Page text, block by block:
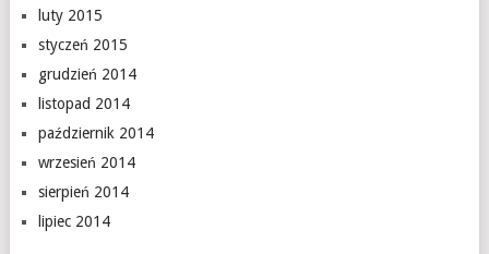
luty 2015
styczeń 2015
grudzień 2014
listopad 2014
październik 2014
wrzesień 2014
sierpień 2014
lipiec 2014